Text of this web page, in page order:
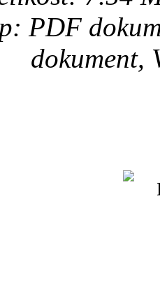
PDF
dokument,